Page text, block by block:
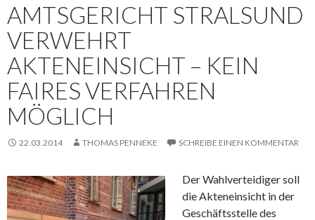
AMTSGERICHT STRALSUND
VERWEHRT
AKTENEINSICHT – KEIN
FAIRES VERFAHREN
MÖGLICH
22.03.2014 THOMAS PENNEKE SCHREIBE EINEN KOMMENTAR
Der Wahlverteidiger soll
die Akteneinsicht in der
Geschäftsstelle des